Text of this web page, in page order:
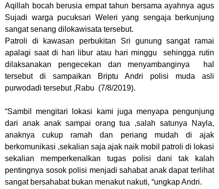
Aqillah bocah berusia empat tahun bersama ayahnya agus
Sujadi warga pucuksari Weleri yang sengaja berkunjung
sangat senang dilokawisata tersebut.
Patroli di kawasan perbukitan Sri gunung sangat ramai
apalagi saat di hari libur atau hari minggu
sehingga rutin
dilaksanakan pengecekan dan menyambanginya
hal
tersebut di sampaikan Briptu Andri polisi muda asli
purwodadi tersebut ,Rabu (7/8/2019).
“Sambil mengitari lokasi kami juga menyapa pengunjung
dari anak anak sampai orang tua ,salah satunya Nayla,
anaknya cukup ramah dan periang mudah di ajak
berkomunikasi ,sekalian saja ajak naik mobil patroli di lokasi
sekalian memperkenalkan tugas polisi dani tak kalah
pentingnya sosok polisi menjadi sahabat anak dapat terlihat
sangat bersahabat bukan menakut nakuti, “ungkap Andri.